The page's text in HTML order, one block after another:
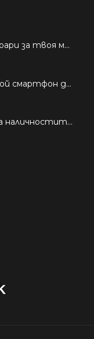
Търсиш качествени аксесоари за твоя модел? Как правилно да защитим новия си смартфон: Ръководство за аксесоари през 2026 г.
Подробно ръководство: Кой смартфон да купиш през 2026 г.?
OnePlus официално изчерпа наличностите си от телефони на основни пазари